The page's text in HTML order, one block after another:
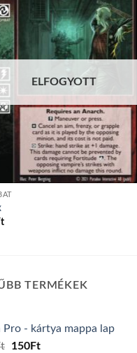
Add to
wishlist
ELFOGYOTT
TERMÉKEK
Pro - kártya mappa lap
Original
150FtCurrent